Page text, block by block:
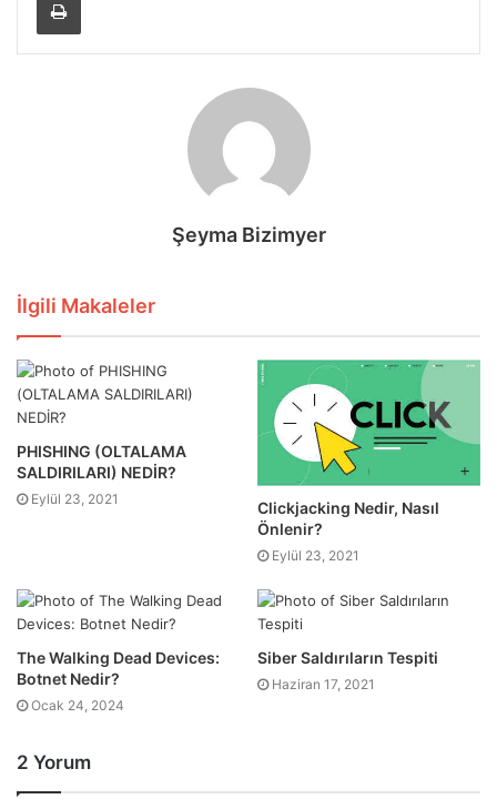
Şeyma Bizimyer
İlgili Makaleler
PHISHING (OLTALAMA
SALDIRILARI) NEDİR?
Eylül 23, 2021
Clickjacking Nedir, Nasıl
Önlenir?
Eylül 23, 2021
The Walking Dead Devices:
Botnet Nedir?
Ocak 24, 2024
Siber Saldırıların Tespiti
Haziran 17, 2021
2 Yorum